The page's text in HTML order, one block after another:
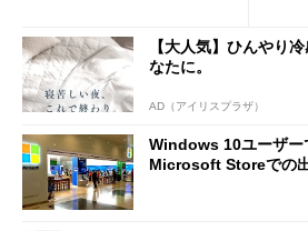
【大人気】ひんやり
なたに。
AD（アイリスプラザ）
Windows 10ユーザ
Microsoft Storeでの